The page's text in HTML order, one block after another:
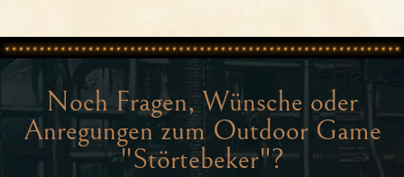
Noch Fragen, Wünsche oder
Anregungen zum Outdoor Game
"Störtebeker"?